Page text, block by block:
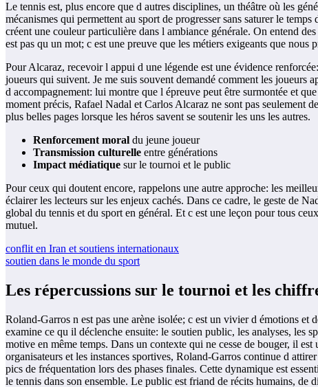
Le tennis est, plus encore que d autres disciplines, un théâtre où les
mécanismes qui permettent au sport de progresser sans saturer le
créent une couleur particulière dans l ambiance générale. On entend
est pas qu un mot; c est une preuve que les métiers exigeants que
Pour Alcaraz, recevoir l appui d une légende est une évidence
joueurs qui suivent. Je me suis souvent demandé comment les joueurs
d accompagnement: lui montre que l épreuve peut être surmontée et
moment précis, Rafael Nadal et Carlos Alcaraz ne sont pas seulement
plus belles pages lorsque les héros savent se soutenir les uns les autres.
Renforcement moral du jeune joueur
Transmission culturelle entre générations
Impact médiatique sur le tournoi et le public
Pour ceux qui doutent encore, rappelons une autre approche: les
éclairer les lecteurs sur les enjeux cachés. Dans ce cadre, le geste de
global du tennis et du sport en général. Et c est une leçon pour tous
mutuel.
conflit en Iran et soutiens internationaux
soutien dans le monde du sport
Les répercussions sur le tournoi et les
Roland-Garros n est pas une arène isolée; c est un vivier d émotions
examine ce qu il déclenche ensuite: le soutien public, les analyses, les
motive en même temps. Dans un contexte qui ne cesse de bouger, il
organisateurs et les instances sportives, Roland-Garros continue d
pics de fréquentation lors des phases finales. Cette dynamique est
le tennis dans son ensemble. Le public est friand de récits humains, de